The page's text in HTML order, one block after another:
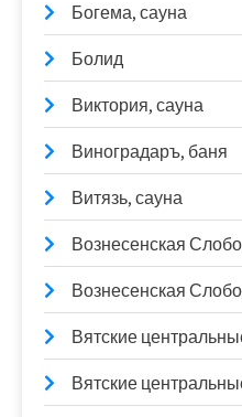
Богема, сауна
Болид
Виктория, сауна
Виноградаръ, баня
Витязь, сауна
Вознесенская
Вознесенская
Вятские
Вятские